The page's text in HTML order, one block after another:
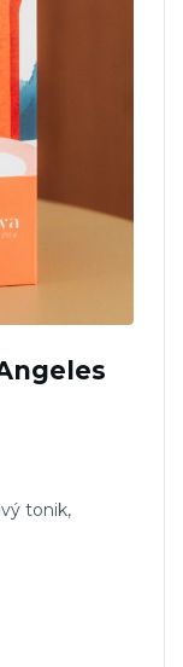
tonik,